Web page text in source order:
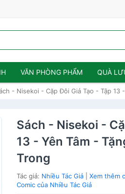
VĂN PHÒNG PHẨM QUÀ
- Nisekoi - Cặp Đôi Giả Tạo - Tập 13
Sách - Nisekoi -
13 - Yên Tâm -
Trong
Tác giả: Nhiều Tác Giả |Xem thêm
Comic của Nhiều Tác Giả